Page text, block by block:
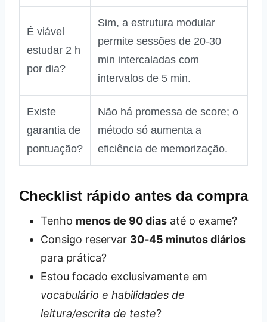
É viável
estudar 2 h
por dia?
Sim, a estrutura modular
permite sessões de 20‑30
min intercaladas com
intervalos de 5 min.
Existe
garantia de
pontuação?
Não há promessa de score; o
método só aumenta a
eficiência de memorização.
Checklist rápido antes da compra
Tenho menos de 90 dias até o exame?
Consigo reservar 30‑45 minutos diários
para prática?
Estou focado exclusivamente em
vocabulário e habilidades de
leitura/escrita de teste?